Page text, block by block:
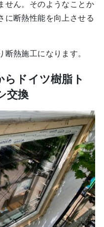
せん。そのようなことか
に断熱性能を向上させる
熱施工になります。
らドイツ樹脂ト
交換